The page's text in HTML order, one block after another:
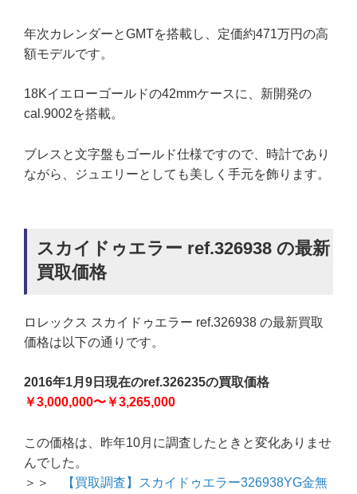
年次カレンダーとGMTを搭載し、定価約471万円の高
額モデルです。
18Kイエローゴールドの42mmケースに、新開発の
cal.9002を搭載。
ブレスと文字盤もゴールド仕様ですので、時計であり
ながら、ジュエリーとしても美しく手元を飾ります。
スカイドゥエラー ref.326938 の最新
買取価格
ロレックス スカイドゥエラー ref.326938 の最新買取
価格は以下の通りです。
2016年1月9日現在のref.326235の買取価格
￥3,000,000〜￥3,265,000
この価格は、昨年10月に調査したときと変化ありませ
んでした。
＞＞
【買取調査】スカイドゥエラー326938YG金無